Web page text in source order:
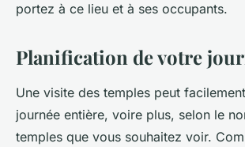
portez à ce lieu et à ses occupants.
Planification de votre
Une visite des temples peut
journée entière, voire plus, selon le
temples que vous souhaitez voir.